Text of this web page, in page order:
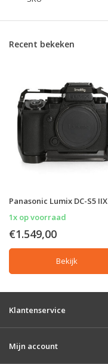
Recent bekeken
Panasonic Lumix DC-S5 IIX
1x op voorraad
€1.549,00
Bekijk
Klantenservice
Mijn account